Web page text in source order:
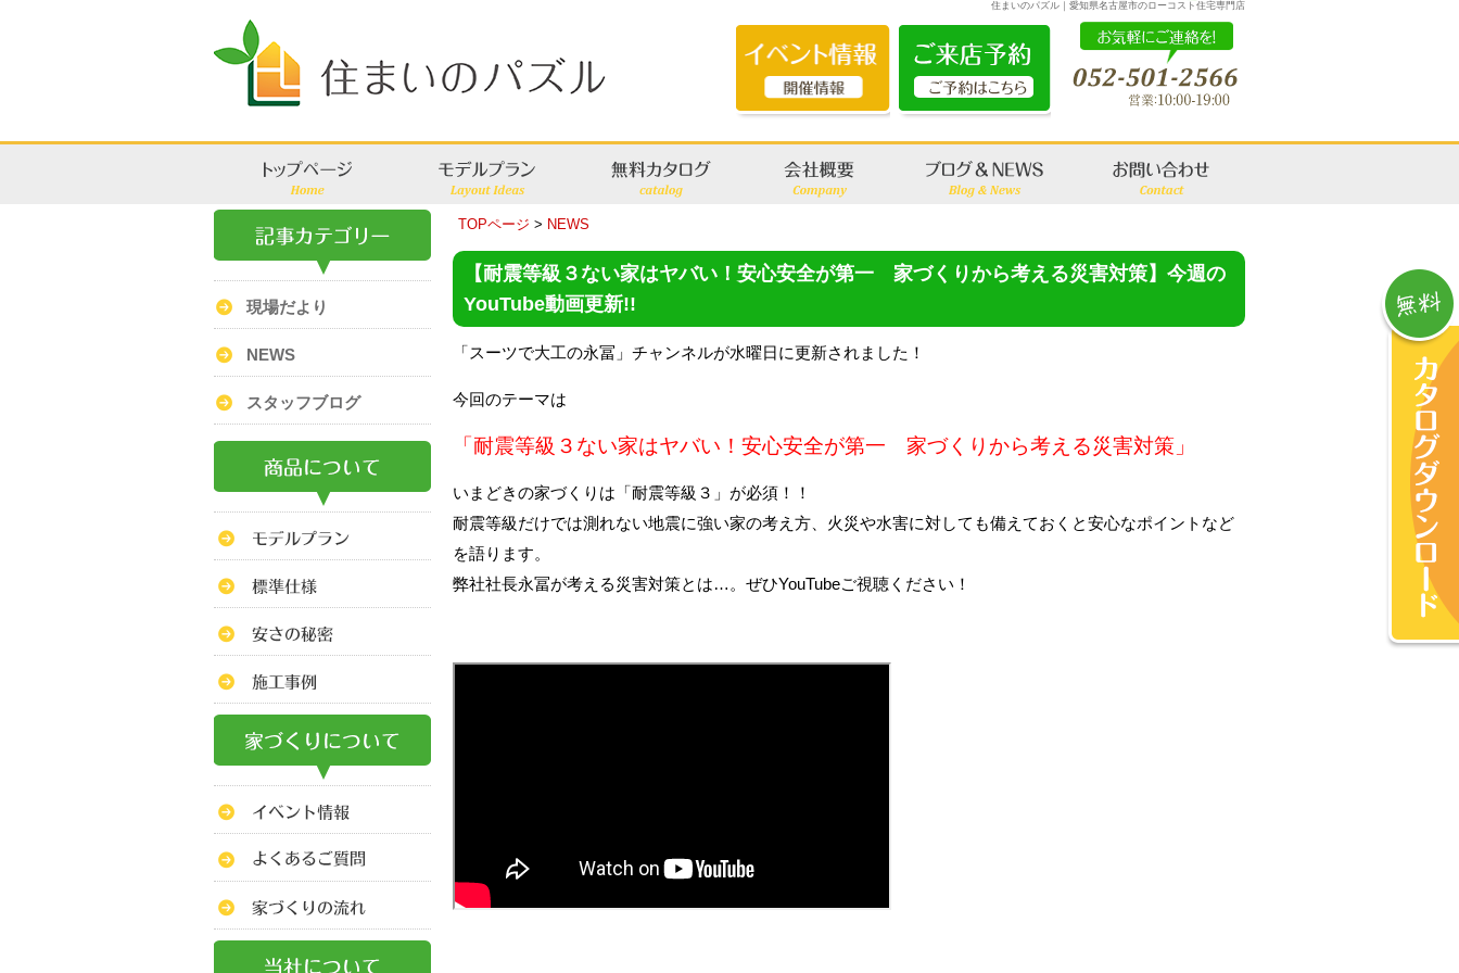
住まいのパズル｜愛知県名古屋市のローコスト住宅専門店
TOPページ > NEWS
【耐震等級３ない家はヤバい！安心安全が第一 家づくりから考える災害対策】今週の
YouTube動画更新!!
「スーツで大工の永冨」チャンネルが水曜日に更新されました！
今回のテーマは
「耐震等級３ない家はヤバい！安心安全が第一 家づくりから考える災害対策」
いまどきの家づくりは「耐震等級３」が必須！！
耐震等級だけでは測れない地震に強い家の考え方、火災や水害に対しても備えておくと安心なポイントなど
を語ります。
弊社社長永冨が考える災害対策とは…。ぜひYouTubeご視聴ください！
現場だより
NEWS
スタッフブログ